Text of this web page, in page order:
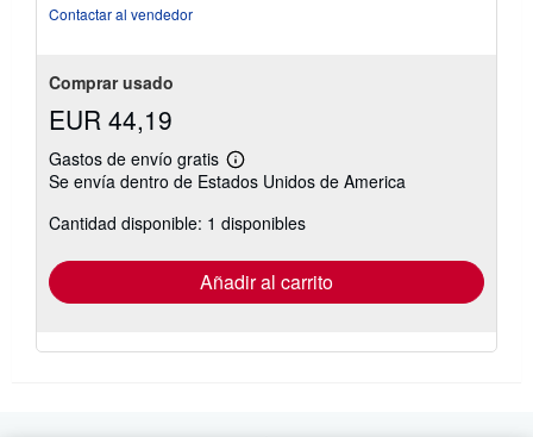
Contactar al vendedor
Comprar usado
EUR 44,19
Gastos de envío gratis
Más
información
las
tarifas
envío
Se envía dentro de Estados Unidos de America
Cantidad disponible: 1 disponibles
Añadir al carrito